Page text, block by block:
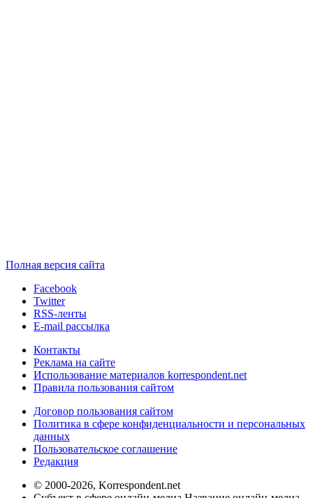
Полная версия сайта
Facebook
Twitter
RSS-ленты
E-mail рассылка
Контакты
Реклама на сайте
Использование материалов korrespondent.net
Правила пользования сайтом
Договор пользования сайтом
Политика в сфере конфиденциальности и персональных
данных
Пользовательское соглашение
Редакция
© 2000-2026, Korrespondent.net